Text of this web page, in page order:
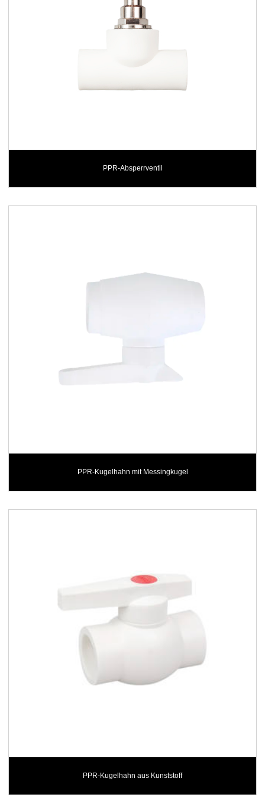
PPR-Absperrventil
PPR-Kugelhahn mit Messingkugel
PPR-Kugelhahn aus Kunststoff